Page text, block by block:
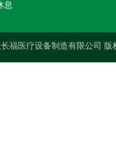
息
福医疗设备制造有限公司 版